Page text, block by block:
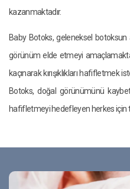
kazanmaktadır.
Baby Botoks, geleneksel
görünüm elde etmeyi
kaçınarak kırışıklıkları
Botoks, doğal görünümünü
hafifletmeyi hedefleyen herkes için